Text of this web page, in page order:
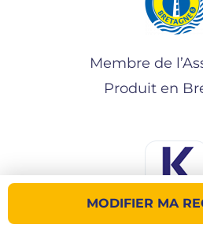
MODIFIER MA
Membre de
Produit en